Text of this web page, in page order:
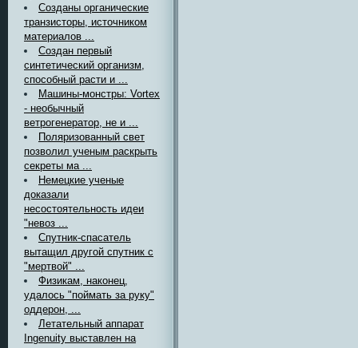
Созданы органические
транзисторы, источником
материалов ...
Создан первый
синтетический организм,
способный расти и ...
Машины-монстры: Vortex
- необычный
ветрогенератор, не и ...
Поляризованный свет
позволил ученым раскрыть
секреты ма ...
Немецкие ученые
доказали
несостоятельность идеи
"невоз ...
Спутник-спасатель
вытащил другой спутник с
"мертвой" ...
Физикам, наконец,
удалось "поймать за руку"
оддерон, ...
Летательный аппарат
Ingenuity выставлен на